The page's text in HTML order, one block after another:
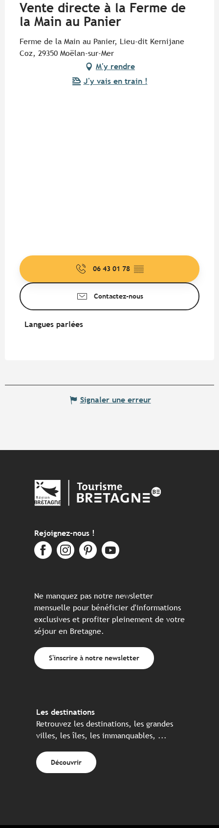
Vente directe à la Ferme de
la Main au Panier
Ferme de la Main au Panier, Lieu-dit Kernijane
Coz, 29350 Moëlan-sur-Mer
M'y rendre
J'y vais en train !
06 43 01 78 ▒▒
Contactez-nous
Langues parlées
Langues parlées
Signaler une erreur
Rejoignez-nous !
Ne manquez pas notre newsletter
mensuelle pour bénéficier d'informations
exclusives et profiter pleinement de votre
séjour en Bretagne.
S'inscrire à notre newsletter
Les destinations
Retrouvez les destinations, les grandes
villes, les îles, les immanquables, ...
Découvrir